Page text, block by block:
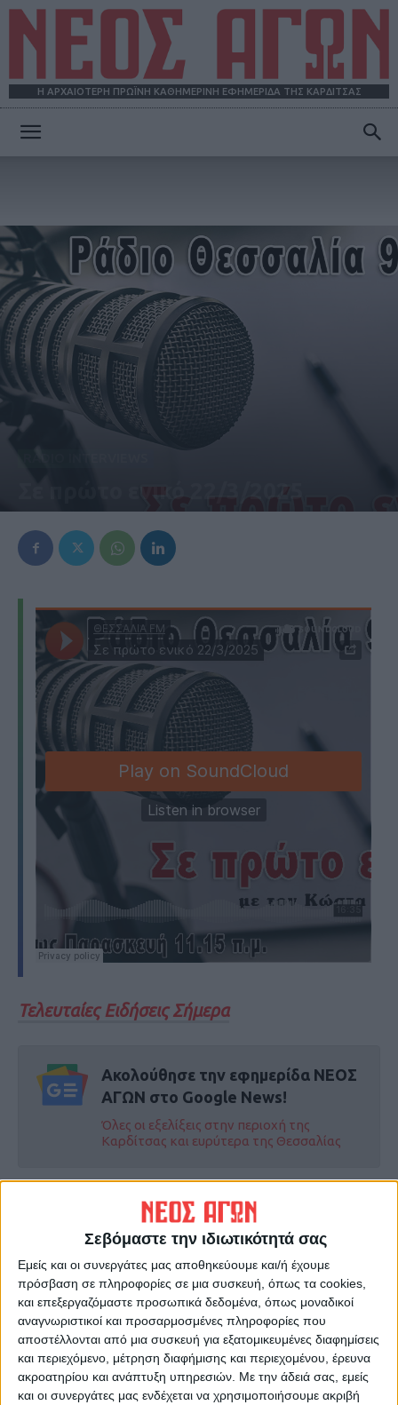
Σεβόμαστε την ιδιωτικότητά σας
Εμείς και οι συνεργάτες μας αποθηκεύουμε και/ή έχουμε
πρόσβαση σε πληροφορίες σε μια συσκευή, όπως τα cookies,
και επεξεργαζόμαστε προσωπικά δεδομένα, όπως μοναδικοί
αναγνωριστικοί και προσαρμοσμένες πληροφορίες που
αποστέλλονται από μια συσκευή για εξατομικευμένες διαφημίσεις
και περιεχόμενο, μέτρηση διαφήμισης και περιεχομένου, έρευνα
ακροατηρίου και ανάπτυξη υπηρεσιών. Με την άδειά σας, εμείς
και οι συνεργάτες μας ενδέχεται να χρησιμοποιήσουμε ακριβή
Η ΑΡΧΑΙΟΤΕΡΗ ΠΡΩΪΝΗ ΚΑΘΗΜΕΡΙΝΗ ΕΦΗΜΕΡΙΔΑ ΤΗΣ ΚΑΡΔΙΤΣΑΣ
Σε πρώτο ενικό 22/3/2025
Τελευταίες Ειδήσεις Σήμερα
Ακολούθησε την εφημερίδα ΝΕΟΣ
ΑΓΩΝ στο Google News!
Όλες οι εξελίξεις στην περιοχή της
Καρδίτσας και ευρύτερα της Θεσσαλίας
ΠΡΟΗΓΟΥΜΕΝΟ ΑΡΘΡΟ
Στενό πρέσινγκ 21/3/2025
Αγορά για το Πασχαλινό